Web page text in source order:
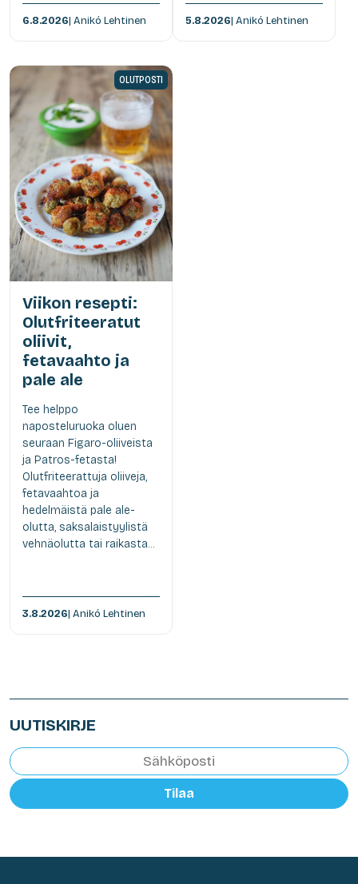
6.8.2026| Anikó Lehtinen 5.8.2026| Anikó Lehtinen
OLUTPOSTI
Viikon resepti:
Olutfriteeratut
oliivit,
fetavaahto ja
pale ale
Tee helppo
naposteluruoka oluen
seuraan Figaro-oliiveista
ja Patros-fetasta!
Olutfriteerattuja oliiveja,
fetavaahtoa ja
hedelmäistä pale ale-
olutta, saksalaistyylistä
vehnäolutta tai raikasta...
3.8.2026| Anikó Lehtinen
UUTISKIRJE
Tilaa